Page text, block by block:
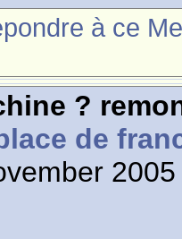
à ce
?
de